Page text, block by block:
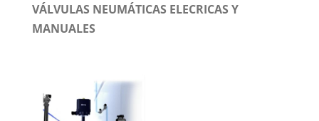
VÁLVULAS NEUMÁTICAS ELECRICAS Y
MANUALES